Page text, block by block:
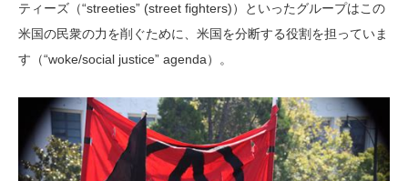
ティーズ（“streeties” (street fighters)）といったグループはこの
米国の民衆の力を削ぐために、米国を分断する役割を担っていま
す（“woke/social justice” agenda）。